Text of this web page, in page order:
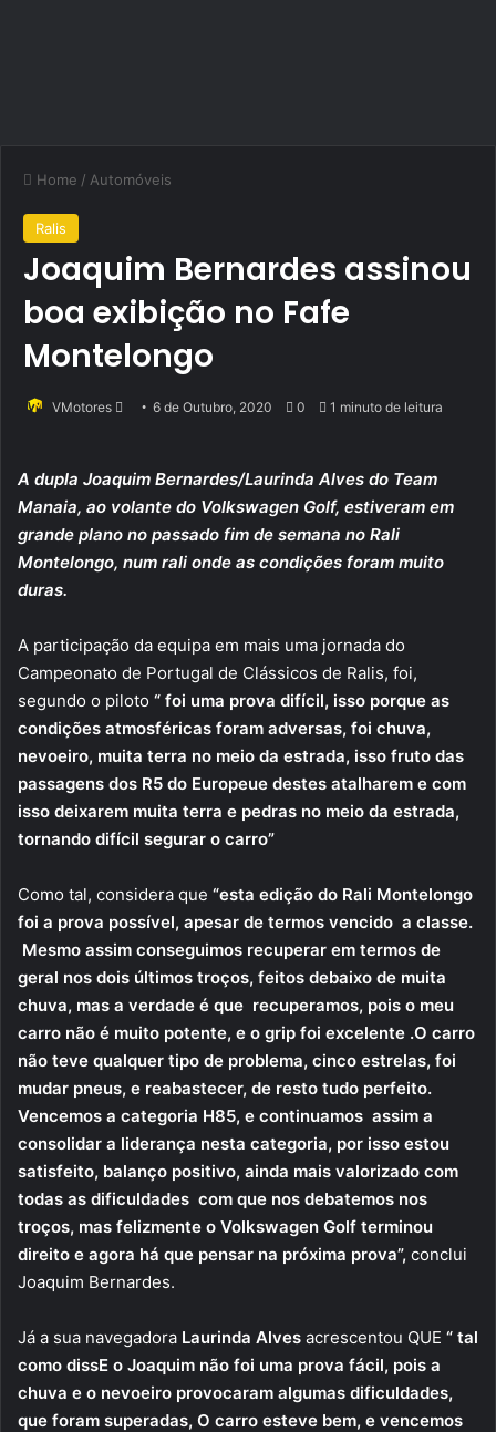
Home / Automóveis
Ralis
Joaquim Bernardes assinou
boa exibição no Fafe
Montelongo
VMotores
Send6 de Outubro, 2020 0 1 minuto de leitura
A dupla Joaquim Bernardes/Laurinda Alves do Team
Manaia, ao volante do Volkswagen Golf, estiveram em
grande plano no passado fim de semana no Rali
Montelongo, num rali onde as condições foram muito
duras.
A participação da equipa em mais uma jornada do
Campeonato de Portugal de Clássicos de Ralis, foi,
segundo o piloto “ foi uma prova difícil, isso porque as
condições atmosféricas foram adversas, foi chuva,
nevoeiro, muita terra no meio da estrada, isso fruto das
passagens dos R5 do Europeue destes atalharem e com
isso deixarem muita terra e pedras no meio da estrada,
tornando difícil segurar o carro”
Como tal, considera que “esta edição do Rali Montelongo
foi a prova possível, apesar de termos vencido a classe.
Mesmo assim conseguimos recuperar em termos de
geral nos dois últimos troços, feitos debaixo de muita
chuva, mas a verdade é que recuperamos, pois o meu
carro não é muito potente, e o grip foi excelente .O carro
não teve qualquer tipo de problema, cinco estrelas, foi
mudar pneus, e reabastecer, de resto tudo perfeito.
Vencemos a categoria H85, e continuamos assim a
consolidar a liderança nesta categoria, por isso estou
satisfeito, balanço positivo, ainda mais valorizado com
todas as dificuldades com que nos debatemos nos
troços, mas felizmente o Volkswagen Golf terminou
direito e agora há que pensar na próxima prova”, conclui
Joaquim Bernardes.
Já a sua navegadora Laurinda Alves acrescentou QUE “ tal
como dissE o Joaquim não foi uma prova fácil, pois a
chuva e o nevoeiro provocaram algumas dificuldades,
que foram superadas, O carro esteve bem, e vencemos